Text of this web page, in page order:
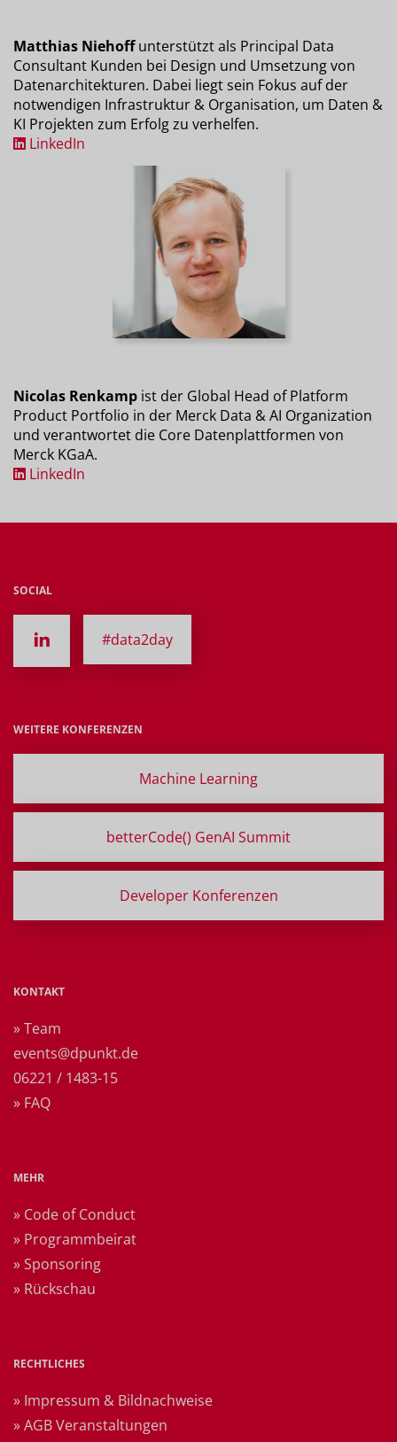
Matthias Niehoffunterstützt als Principal Data
Consultant Kunden bei Design und Umsetzung von
Datenarchitekturen. Dabei liegt sein Fokus auf der
notwendigen Infrastruktur & Organisation, um Daten &
KI Projekten zum Erfolg zu verhelfen.
LinkedIn
Nicolas Renkamp ist der Global Head of Platform
Product Portfolio in der Merck Data & AI Organization
und verantwortet die Core Datenplattformen von
Merck KGaA.
LinkedIn
SOCIAL
#data2day
WEITERE KONFERENZEN
Machine Learning
betterCode() GenAI Summit
Developer Konferenzen
KONTAKT
» Team
events@dpunkt.de
06221 / 1483-15
» FAQ
MEHR
» Code of Conduct
» Programmbeirat
» Sponsoring
» Rückschau
RECHTLICHES
» Impressum & Bildnachweise
» AGB Veranstaltungen